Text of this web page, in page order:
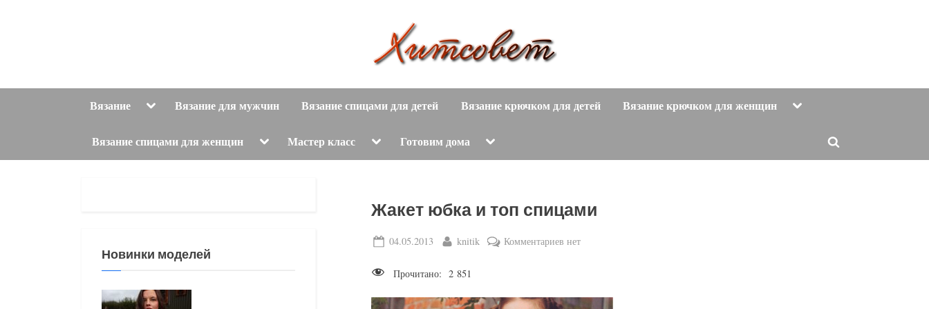
и
т
о
в
е
т
вязание
с
описанием
и
Вязание ToggleВязание для мужчин Вязание спицами для детей Вязание крючком для детей Вязание крючком для женщин Toggle
Вязание спицами для женщин Toggle
menu
Мастер класс Toggle
menu
Готовим дома Toggle
menu
Toggle
Жакет юбка и топ спицами
Posted
04.05.2013 By
knitik Комментариев кнет
Прочитано: 2 851
Новинки моделей